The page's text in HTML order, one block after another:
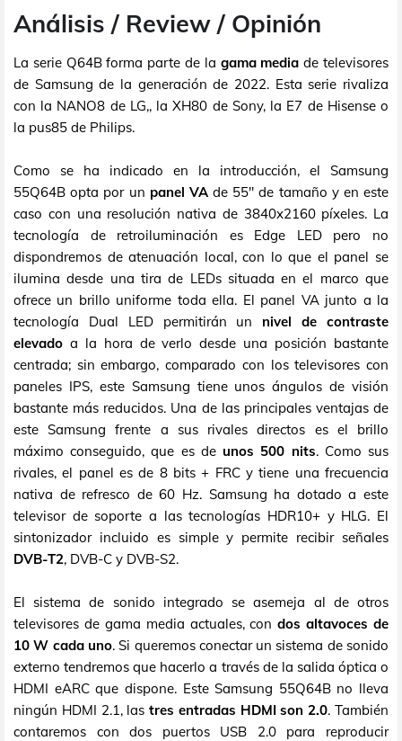
Análisis / Review / Opinión
La serie Q64B forma parte de la gama media de televisores
de Samsung de la generación de 2022. Esta serie rivaliza
con la NANO8 de LG,, la XH80 de Sony, la E7 de Hisense o
la pus85 de Philips.
Como se ha indicado en la introducción, el Samsung
55Q64B opta por un panel VAde 55" de tamaño y en este
caso con una resolución nativa de 3840x2160 píxeles. La
tecnología de retroiluminación es Edge LED pero no
dispondremos de atenuación local, con lo que el panel se
ilumina desde una tira de LEDs situada en el marco que
ofrece un brillo uniforme toda ella. El panel VA junto a la
tecnología Dual LED permitirán un nivel de contraste
elevado a la hora de verlo desde una posición bastante
centrada; sin embargo, comparado con los televisores con
paneles IPS, este Samsung tiene unos ángulos de visión
bastante más reducidos. Una de las principales ventajas de
este Samsung frente a sus rivales directos es el brillo
máximo conseguido, que es de unos 500 nits. Como sus
rivales, el panel es de 8 bits + FRC y tiene una frecuencia
nativa de refresco de 60 Hz. Samsung ha dotado a este
televisor de soporte a las tecnologías HDR10+ y HLG. El
sintonizador incluido es simple y permite recibir señales
DVB-T2, DVB-C y DVB-S2.
El sistema de sonido integrado se asemeja al de otros
televisores de gama media actuales, condos altavoces de
10 W cada uno. Si queremos conectar un sistema de sonido
externo tendremos que hacerlo a través de la salida óptica o
HDMI eARC que dispone. Este Samsung 55Q64B no lleva
ningún HDMI 2.1, lastres entradas HDMI son 2.0. También
contaremos con dos puertos USB 2.0 para reproducir